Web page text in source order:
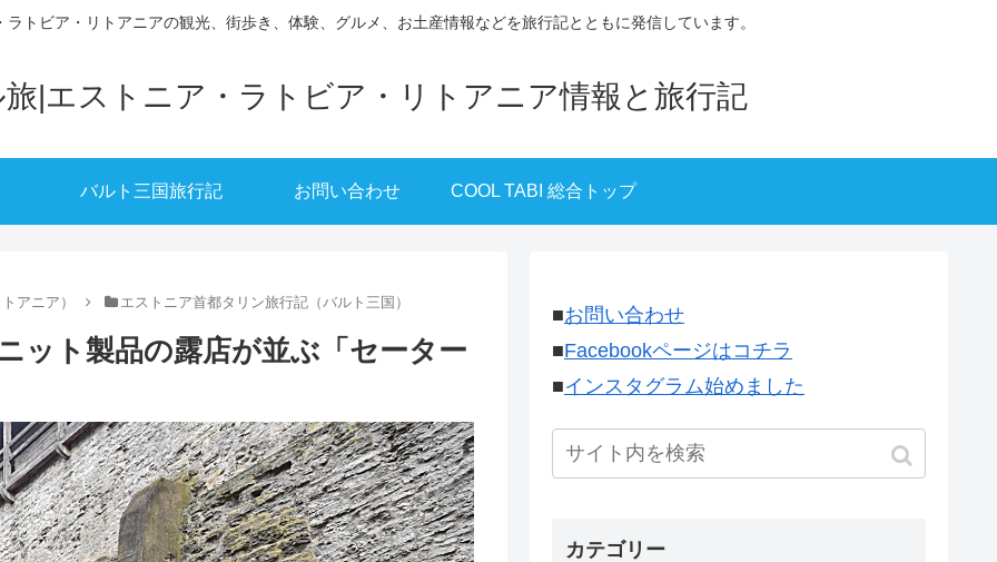
トビア・リトアニアの観光、街歩き、体験、グルメ、お土産情報などを旅行記とともに発信しています。
|エストニア・ラトビア・リトアニア情報と旅行記
バルト三国旅行記 お問い合わせ COOL TABI 総合トップ
アニア） エストニア首都タリン旅行記（バルト三国）
ット製品の露店が並ぶ「セーター
■お問い合わせ
■Facebookページはコチラ
■インスタグラム始めました
カテゴリー